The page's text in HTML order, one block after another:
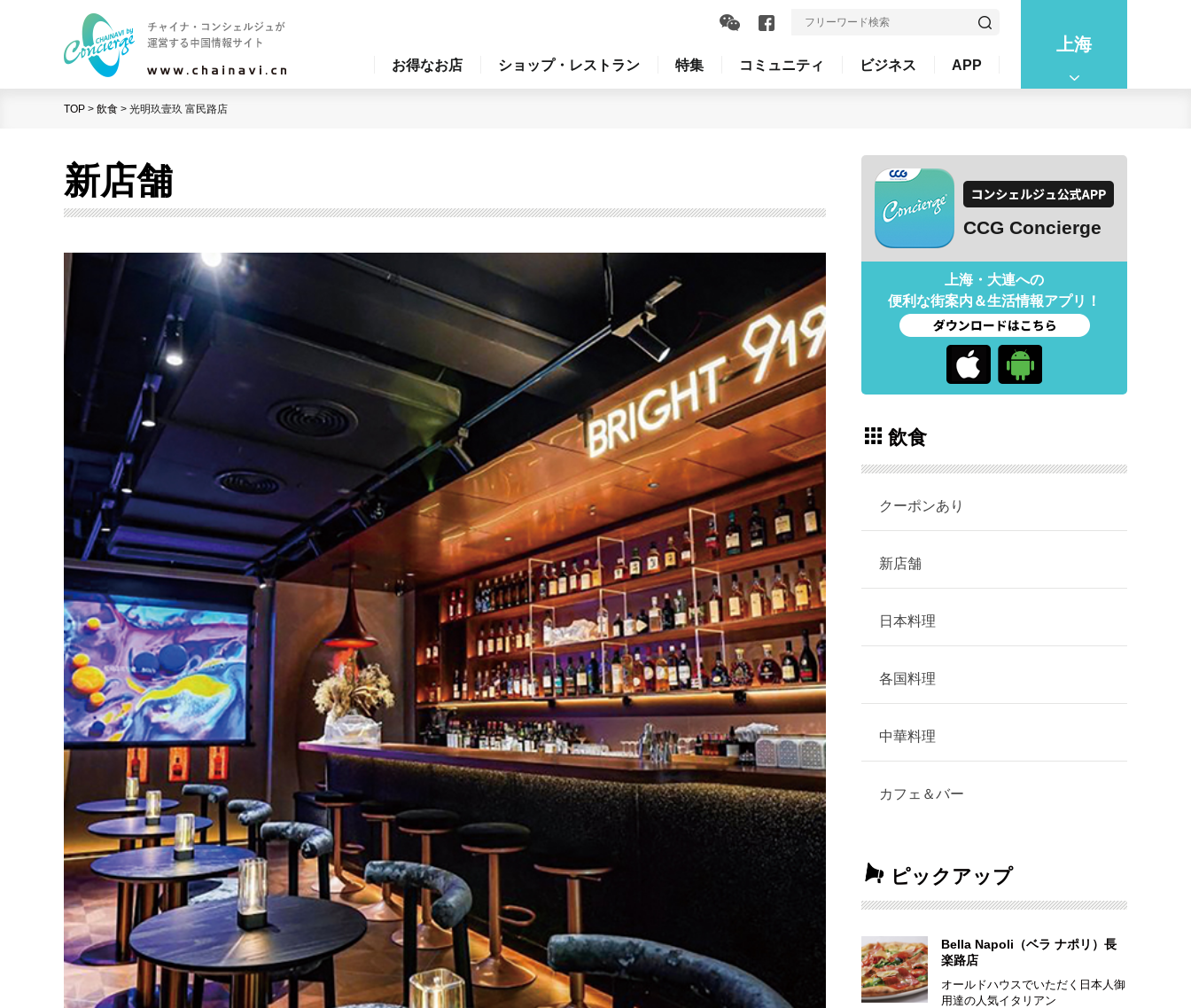
上海
お得なお店 ショップ・レストラン 特集 コミュニティ ビジネス APP
TOP > 飲食 > 光明玖壹玖 富民路店
新店舗
CCG Concierge
上海・大連への
便利な街案内＆生活情報アプリ！
飲食
クーポンあり
新店舗
日本料理
各国料理
中華料理
カフェ＆バー
ピックアップ
Bella Napoli（ベラ ナポリ）長
楽路店
オールドハウスでいただく日本人御
用達の人気イタリアン